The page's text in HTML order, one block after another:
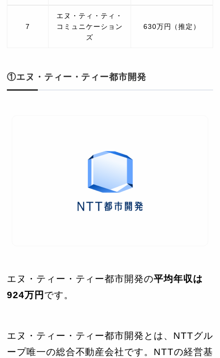
7
エヌ・ティ・ティ・
コミュニケーション
ズ
630万円（推定）
①エヌ・ティー・ティー都市開発
エヌ・ティー・ティー都市開発の平均年収は
924万円 です。
エヌ・ティー・ティー都市開発とは、NTTグル
ープ唯一の総合不動産会社です。NTTの経営基